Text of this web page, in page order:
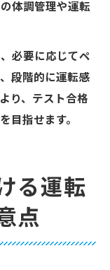
体調管理や運転
必要に応じてペ
段階的に運転感
り、テスト合格
目指せます。
る運転
点